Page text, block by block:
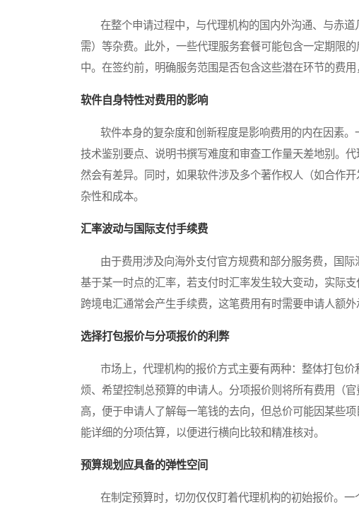
在整个申请过程中，与代理机构的国内外沟通、与赤道
需）等杂费。此外，一些代理服务套餐可能包含一定期限
中。在签约前，明确服务范围是否包含这些潜在环节的费用
软件自身特性对费用的影响
软件本身的复杂度和创新程度是影响费用的内在因素。
技术鉴别要点、说明书撰写难度和审查工作量天差地别。
然会有差异。同时，如果软件涉及多个著作权人（如合作
杂性和成本。
汇率波动与国际支付手续费
由于费用涉及向海外支付官方规费和部分服务费，国际
基于某一时点的汇率，若支付时汇率发生较大变动，实际
跨境电汇通常会产生手续费，这笔费用有时需要申请人额外
选择打包报价与分项报价的利弊
市场上，代理机构的报价方式主要有两种：整体打包价
烦、希望控制总预算的申请人。分项报价则将所有费用（
高，便于申请人了解每一笔钱的去向，但总价可能因某些
能详细的分项估算，以便进行横向比较和精准核对。
预算规划应具备的弹性空间
在制定预算时，切勿仅仅盯着代理机构的初始报价。一